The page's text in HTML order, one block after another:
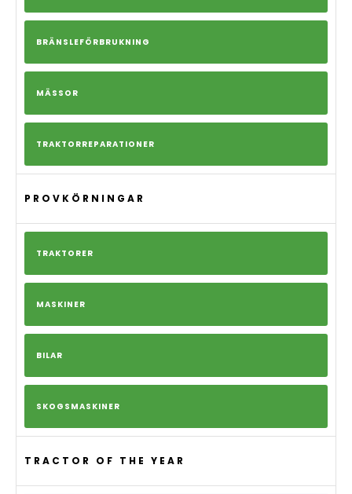
BRÄNSLEFÖRBRUKNING
MÄSSOR
TRAKTORREPARATIONER
PROVKÖRNINGAR
TRAKTORER
MASKINER
BILAR
SKOGSMASKINER
TRACTOR OF THE YEAR